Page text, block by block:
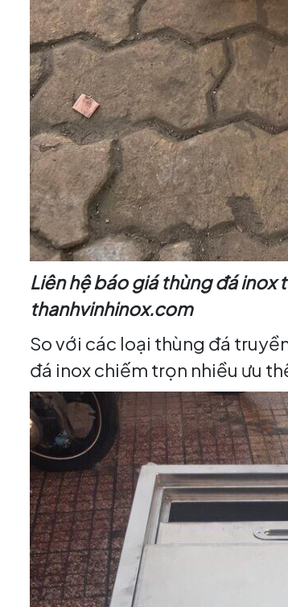
Liên hệ báo giá thùng đá inox
thanhvinhinox.com
So với các loại thùng đá
đá inox chiếm trọn nhiều ưu